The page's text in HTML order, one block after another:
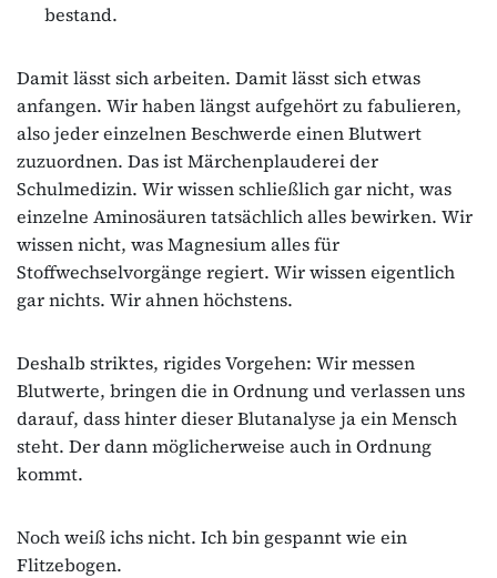
bestand.
Damit lässt sich arbeiten. Damit lässt sich etwas
anfangen. Wir haben längst aufgehört zu fabulieren,
also jeder einzelnen Beschwerde einen Blutwert
zuzuordnen. Das ist Märchenplauderei der
Schulmedizin. Wir wissen schließlich gar nicht, was
einzelne Aminosäuren tatsächlich alles bewirken. Wir
wissen nicht, was Magnesium alles für
Stoffwechselvorgänge regiert. Wir wissen eigentlich
gar nichts. Wir ahnen höchstens.
Deshalb striktes, rigides Vorgehen: Wir messen
Blutwerte, bringen die in Ordnung und verlassen uns
darauf, dass hinter dieser Blutanalyse ja ein Mensch
steht. Der dann möglicherweise auch in Ordnung
kommt.
Noch weiß ichs nicht. Ich bin gespannt wie ein
Flitzebogen.